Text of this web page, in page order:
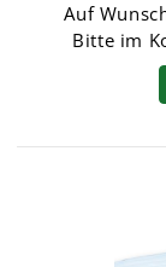
Auf
Bitte im